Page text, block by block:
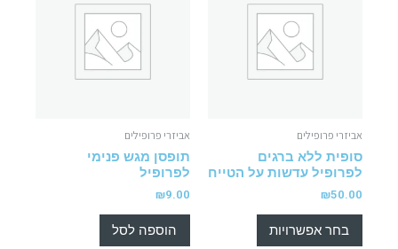
אביזרי פרופילים
סופית ללא ברגים
לפרופיל עדשות על הטייח
₪50.00
בחר אפשרויות
אביזרי פרופילים
תופסן מגש פנימי
לפרופיל
₪9.00
הוספה לסל